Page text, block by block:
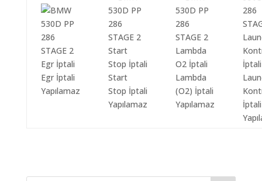
Egr İptali
Yapılamaz
Start
Stop İptali
Yapılamaz
Lambda
(O2) İptali
Yapılamaz
İptali